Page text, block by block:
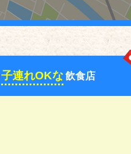
子連れOKな飲食店